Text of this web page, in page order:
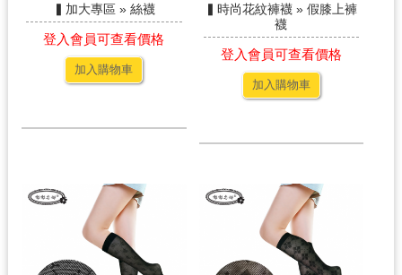
▍加大專區 » 絲襪
登入會員可查看價格
加入購物車
▍時尚花紋褲襪 » 假膝上褲
襪
登入會員可查看價格
加入購物車